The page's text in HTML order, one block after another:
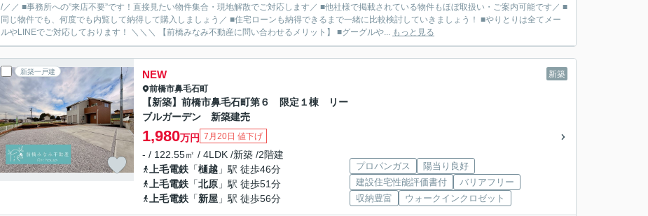
/／／ ■事務所への”来店不要”です！直接見たい物件集合・現地解散でご対応します／ ■他社様で掲載されている物件もほぼ取扱い・ご案内可能です／ ■
同じ物件でも、何度でも内覧して納得して購入しましょう／ ■住宅ローンも納得できるまで一緒に比較検討していきましょう！ ■やりとりは全てメー
ルやLINEでご対応しております！ ＼＼＼ 【前橋みなみ不動産に問い合わせるメリット】 ■グーグルや... もっと見る
新築一戸建 新築
NEW
前橋市鼻毛石町
【新築】前橋市鼻毛石町第６ 限定１棟 リー
ブルガーデン 新築建売
1,980万円 7月20日 値下げ
- / 122.55㎡ / 4LDK /新築 /2階建
上毛電鉄 「樋越 」駅 徒歩46分
上毛電鉄 「北原 」駅 徒歩51分
上毛電鉄 「新屋 」駅 徒歩56分
プロパンガス
陽当り良好
建設住宅性能評価書付
バリアフリー
収納豊富
ウォークインクロゼット